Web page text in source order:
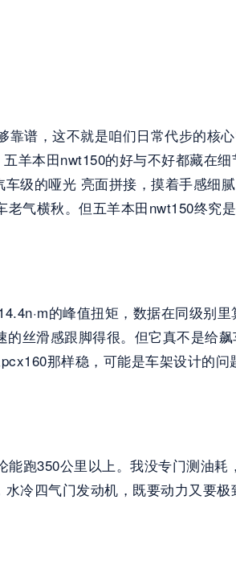
谱，这不就是咱们日常代步的核
羊本田nwt150的好与不好都藏在
级的哑光 亮面拼接，摸着手感细
气横秋。但五羊本田nwt150终究
的峰值扭矩，数据在同级别
丝滑感跟脚得很。但它真不是给
那样稳，可能是车架设计的
跑350公里以上。我没专门测油
冷四气门发动机，既要动力又要